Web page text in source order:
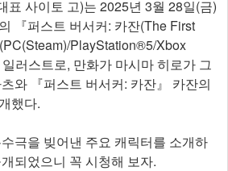
표 사이토 고)는 2025년 3월 28일(금)
『퍼스트 버서커: 카잔(The First
PlayStation®5/Xbox
러스트로, 만화가 마시마 히로가 그
와 『퍼스트 버서커: 카잔』 카잔의
했다.
극을 빚어낸 주요 캐릭터를 소개하
되었으니 꼭 시청해 보자.